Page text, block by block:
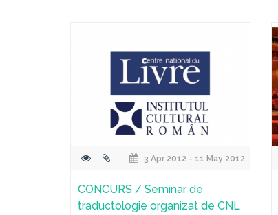
3 Apr 2012 - 11 May 2012
CONCURS / Seminar de
traductologie organizat de CNL